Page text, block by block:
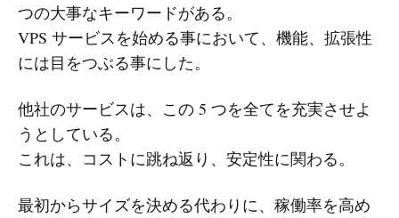
つの大事なキーワードがある。
VPS サービスを始める事において、機能、拡張性
には目をつぶる事にした。
他社のサービスは、この 5 つを全てを充実させよ
うとしている。
これは、コストに跳ね返り、安定性に関わる。
最初からサイズを決める代わりに、稼働率を高め